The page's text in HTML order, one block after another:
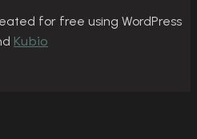
for free using WordPress
Kubio